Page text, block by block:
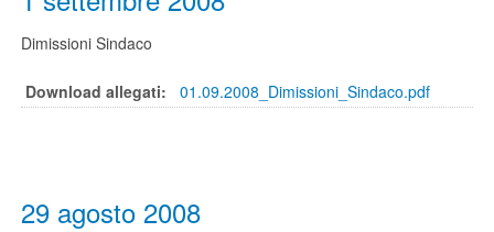
Dimissioni Sindaco
Download allegati: 01.09.2008_Dimissioni_Sindaco.pdf
29 agosto 2008